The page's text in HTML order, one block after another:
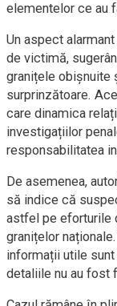
elementelor ce au
Un aspect
de victimă,
granițele obișnuite
surprinzătoare.
care dinamica
investigațiilor
responsabilitatea
De asemenea,
să indice că
astfel pe eforturile
granițelor
informații utile
detaliile nu au fost